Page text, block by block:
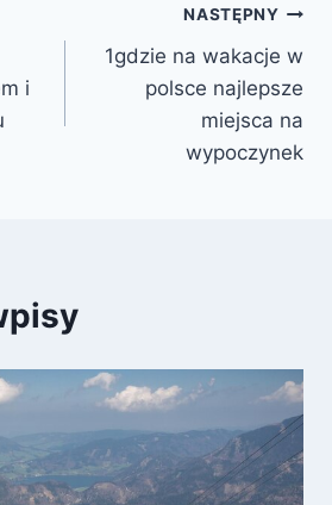
i
NASTĘPNY
1gdzie na wakacje w
polsce najlepsze
miejsca na
wypoczynek